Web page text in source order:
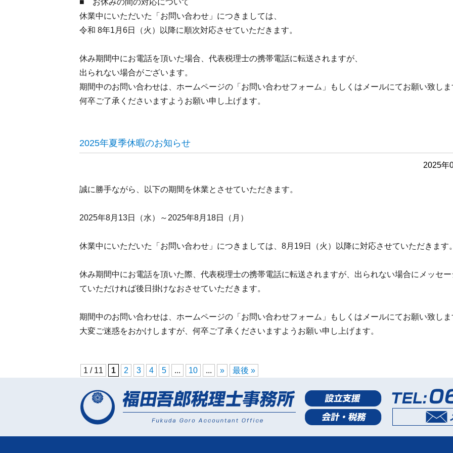
■ お休みの間の対応について
休業中にいただいた「お問い合わせ」につきましては、
令和 8年1月6日（火）以降に順次対応させていただきます。
休み期間中にお電話を頂いた場合、代表税理士の携帯電話に転送されますが、
出られない場合がございます。
期間中のお問い合わせは、ホームページの「お問い合わせフォーム」もしくはメールにてお願い致しま
何卒ご了承くださいますようお願い申し上げます。
2025年夏季休暇のお知らせ
2025年
誠に勝手ながら、以下の期間を休業とさせていただきます。
2025年8月13日（水）～2025年8月18日（月）
休業中にいただいた「お問い合わせ」につきましては、8月19日（火）以降に対応させていただきます。
休み期間中にお電話を頂いた際、代表税理士の携帯電話に転送されますが、出られない場合にメッセー
ていただければ後日掛けなおさせていただきます。
期間中のお問い合わせは、ホームページの「お問い合わせフォーム」もしくはメールにてお願い致しま
大変ご迷惑をおかけしますが、何卒ご了承くださいますようお願い申し上げます。
1 / 11 1 2 3 4 5 ... 10 ... » 最後 »